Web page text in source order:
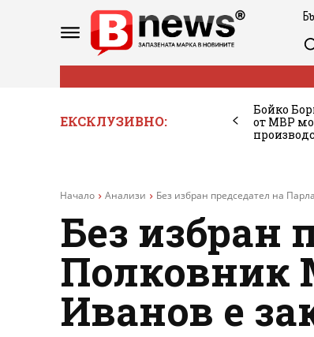
ЕКСКЛУЗИВНО:
Бойко
от МВР
Начало Анализи Без избран председател на
Без избран
Полковник
Иванов е